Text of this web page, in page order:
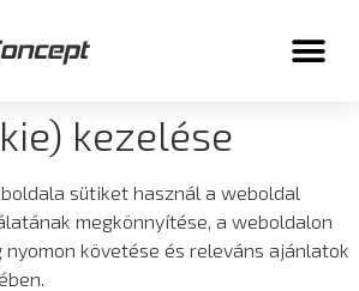
kezelése
sütiket használ a weboldal
megkönnyítése, a weboldalon
követése és releváns ajánlatok